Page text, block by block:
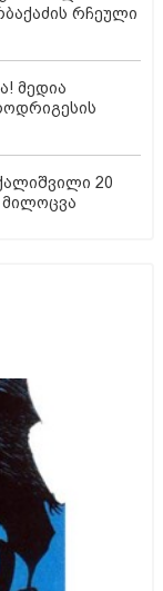
რჩეული
მედია
20